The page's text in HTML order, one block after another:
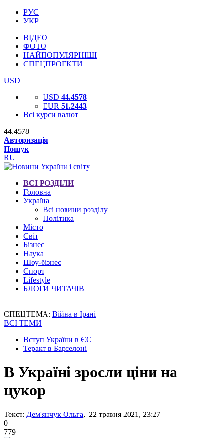
РУС
УКР
ВІДЕО
ФОТО
НАЙПОПУЛЯРНІШІ
СПЕЦПРОЕКТИ
USD
USD 44.4578
EUR 51.2443
Всі курси валют
44.4578
Авторизація
Пошук
RU
ВСІ РОЗДІЛИ
Головна
Україна
Всі новини розділу
Політика
Місто
Світ
Бізнес
Наука
Шоу-бізнес
Спорт
Lifestyle
БЛОГИ ЧИТАЧІВ
СПЕЦТЕМА: Війна в Ірані
ВСІ ТЕМИ
Вступ України в ЄС
Теракт в Барселоні
В Україні зросли ціни на
цукор
Текст: Дем'янчук Ольга, 22 травня 2021, 23:27
0
779